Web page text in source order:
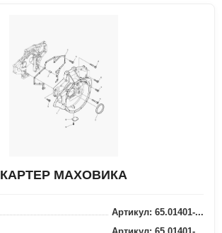
КАРТЕР МАХОВИКА
Артикул: 65.01401-...